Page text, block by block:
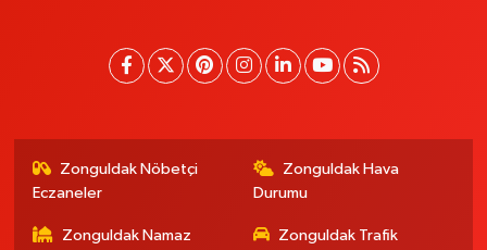
Zonguldak Nöbetçi
Eczaneler
Zonguldak Hava
Durumu
Zonguldak Namaz
Zonguldak Trafik